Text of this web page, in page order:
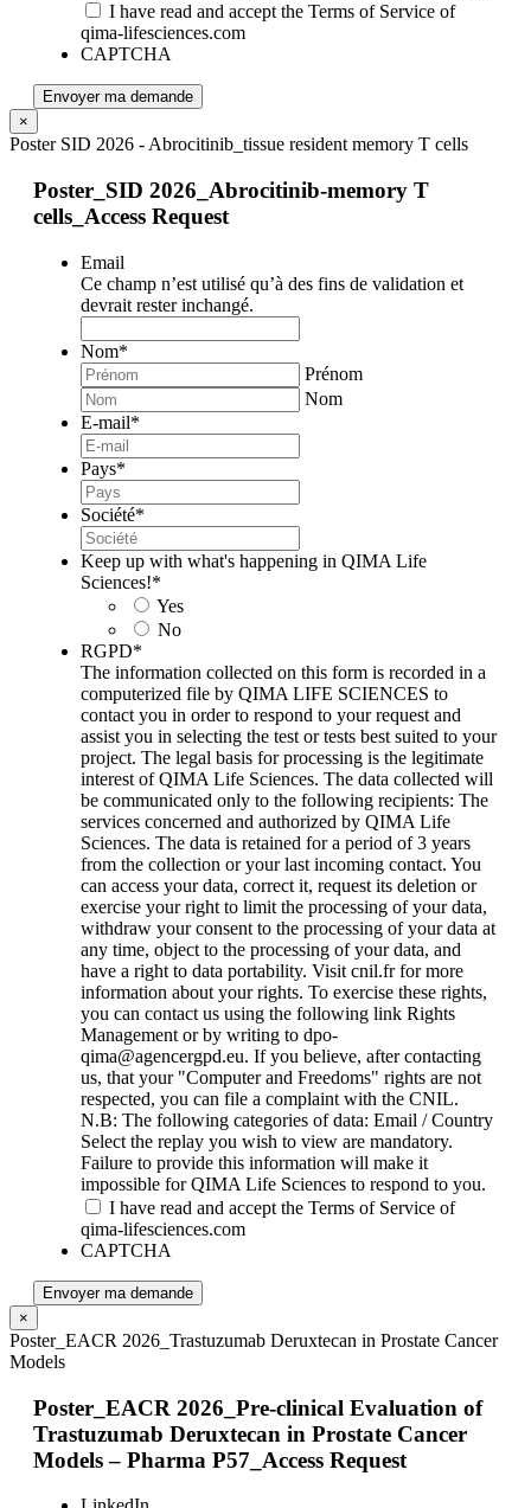
I have read and accept the Terms of Service of
qima-lifesciences.com
CAPTCHA
Envoyer ma demande
×
Poster SID 2026 - Abrocitinib_tissue resident memory T cells
Poster_SID 2026_Abrocitinib-memory T
cells_Access Request
Email
Ce champ n’est utilisé qu’à des fins de validation et
devrait rester inchangé.
Nom*
Prénom
Nom
E-mail*
Pays*
Société*
Keep up with what's happening in QIMA Life
Sciences!*
Yes
No
RGPD*
The information collected on this form is recorded in a
computerized file by QIMA LIFE SCIENCES to
contact you in order to respond to your request and
assist you in selecting the test or tests best suited to your
project. The legal basis for processing is the legitimate
interest of QIMA Life Sciences. The data collected will
be communicated only to the following recipients: The
services concerned and authorized by QIMA Life
Sciences. The data is retained for a period of 3 years
from the collection or your last incoming contact. You
can access your data, correct it, request its deletion or
exercise your right to limit the processing of your data,
withdraw your consent to the processing of your data at
any time, object to the processing of your data, and
have a right to data portability. Visit cnil.fr for more
information about your rights. To exercise these rights,
you can contact us using the following link Rights
Management or by writing to dpo-
qima@agencergpd.eu. If you believe, after contacting
us, that your "Computer and Freedoms" rights are not
respected, you can file a complaint with the CNIL.
N.B: The following categories of data: Email / Country
Select the replay you wish to view are mandatory.
Failure to provide this information will make it
impossible for QIMA Life Sciences to respond to you.
I have read and accept the Terms of Service of
qima-lifesciences.com
CAPTCHA
Envoyer ma demande
×
Poster_EACR 2026_Trastuzumab Deruxtecan in Prostate Cancer
Models
Poster_EACR 2026_Pre-clinical Evaluation of
Trastuzumab Deruxtecan in Prostate Cancer
Models – Pharma P57_Access Request